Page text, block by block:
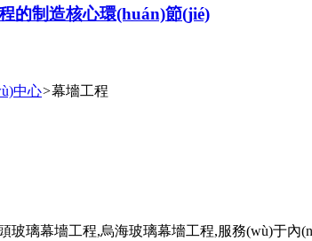
的制造核心環(huán)節(jié)
中心>幕墻工程
玻璃幕墻工程,烏海玻璃幕墻工程,服務(wù)于